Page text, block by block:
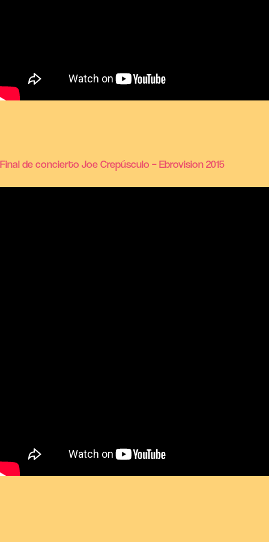
Final de concierto Joe Crepúsculo – Ebrovision 2015